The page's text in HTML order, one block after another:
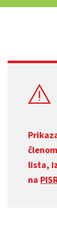
členom
lista,
na